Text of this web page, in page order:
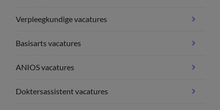
Verpleegkundige vacatures
Basisarts vacatures
ANIOS vacatures
Doktersassistent vacatures